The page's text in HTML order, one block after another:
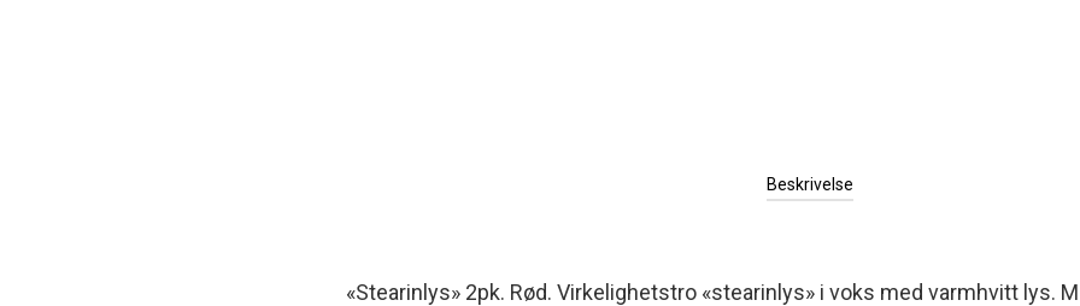
Beskrivelse
«Stearinlys» 2pk. Rød. Virkelighetstro «stearinlys» i voks med varmhvitt lys.